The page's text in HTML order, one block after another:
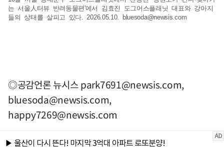
는 서울人터뷰 반려동물편'에서 김효진 도그어스플래닛 대표와 강아지
들의 상태를 살피고 있다. 2026.05.10.
bluesoda@newsis.com
◎공감언론 뉴시스park7691@newsis.com,
bluesoda@newsis.com,
happy7269@newsis.com